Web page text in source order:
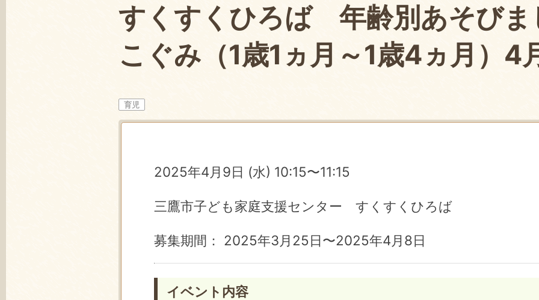
すくすくひろば 年齢別あそび
こぐみ（1歳1ヵ月～1歳4ヵ月）4
育児
2025年4月9日 (水) 10:15〜11:15
三鷹市子ども家庭支援センター すくすくひろば
募集期間： 2025年3月25日〜2025年4月8日
イベント内容